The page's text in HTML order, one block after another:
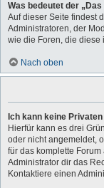
Was bedeutet der
Auf dieser Seite findest
Administratoren, der
wie die Foren, die
Nach oben
Ich kann keine
Hierfür kann es drei
oder nicht angemeldet,
für das komplette
Administrator dir das
Kontaktiere einen